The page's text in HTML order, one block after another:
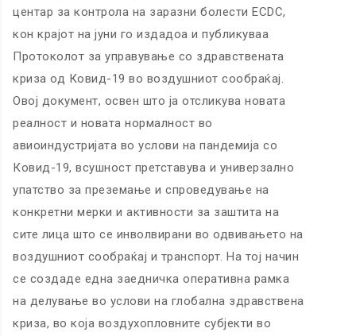
центар за контрола на заразни болести ECDC,
кон крајот на јуни го издадоа и публикуваа
Протоколот за управување со здравствената
криза од Ковид-19 во воздушниот сообраќај.
Овој документ, освен што ја отсликува новата
реалност и новата нормалност во
авиоиндустријата во услови на пандемија со
Ковид-19, всушност претставува и универзално
упатство за преземање и спроведување на
конкретни мерки и активности за заштита на
сите лица што се инволвирани во одвивањето на
воздушниот сообраќај и транспорт. На тој начин
се создаде една заедничка оперативна рамка
на делување во услови на глобална здравствена
криза, во која воздухопловните субјекти во